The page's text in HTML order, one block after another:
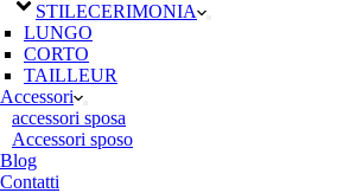
STILECERIMONIA
LUNGO
CORTO
TAILLEUR
Accessori
accessori sposa
Accessori sposo
Blog
Contatti